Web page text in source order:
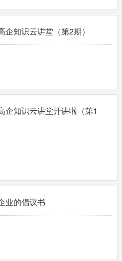
企知识云讲堂（第2期）
企知识云讲堂开讲啦（第1
业的倡议书